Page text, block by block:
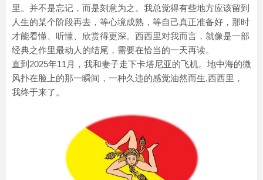
里。并不是忘记，而是刻意为之。我总觉得有些地方应该留到
人生的某个阶段再去，等心境成熟，等自己真正准备好，那时
才能看懂、听懂、欣赏得更深。西西里对我而言，就像是一部
经典之作里最动人的结尾，需要在恰当的一天再读。
直到2025年11月，我和妻子走下卡塔尼亚的飞机。地中海的微
风扑在脸上的那一瞬间，一种久违的感觉油然而生,西西里，
我终于来了。